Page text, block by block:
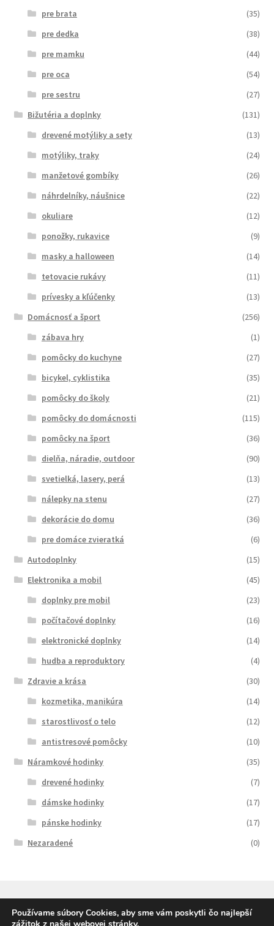
pre brata
(35)
pre dedka
(38)
pre mamku
(44)
pre oca
(54)
pre sestru
(27)
Bižutéria a doplnky
(131)
drevené motýliky a sety
(13)
motýliky, traky
(24)
manžetové gombíky
(26)
náhrdelníky, náušnice
(22)
okuliare
(12)
ponožky, rukavice
(9)
masky a halloween
(14)
tetovacie rukávy
(11)
prívesky a kľúčenky
(13)
Domácnosť a šport
(256)
zábava hry
(1)
pomôcky do kuchyne
(27)
bicykel, cyklistika
(35)
pomôcky do školy
(21)
pomôcky do domácnosti
(115)
pomôcky na šport
(36)
dielňa, náradie, outdoor
(90)
svetielká, lasery, perá
(13)
nálepky na stenu
(27)
dekorácie do domu
(36)
pre domáce zvieratká
(6)
Autodoplnky
(15)
Elektronika a mobil
(45)
doplnky pre mobil
(23)
počítačové doplnky
(16)
elektronické doplnky
(14)
hudba a reproduktory
(4)
Zdravie a krása
(30)
kozmetika, manikúra
(14)
starostlivosť o telo
(12)
antistresové pomôcky
(10)
Náramkové hodinky
(35)
drevené hodinky
(7)
dámske hodinky
(17)
pánske hodinky
(17)
Nezaradené
(0)
Používame súbory Cookies, aby sme vám poskytli čo najlepší